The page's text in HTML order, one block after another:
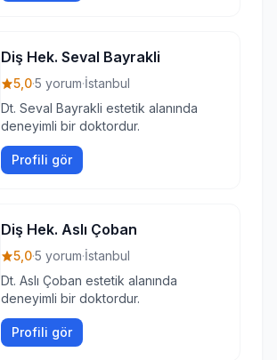
Diş Hek. Seval Bayrakli
5,0·5 yorum·İstanbul
Dt. Seval Bayrakli estetik alanında
deneyimli bir doktordur.
Profili gör
Diş Hek. Aslı Çoban
5,0·5 yorum·İstanbul
Dt. Aslı Çoban estetik alanında
deneyimli bir doktordur.
Profili gör